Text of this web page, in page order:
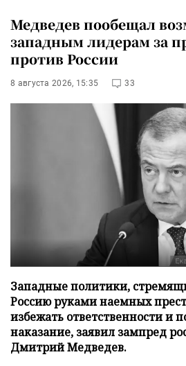
Медведев пообещал
западным лидерам за
против России
8 августа 2026, 15:35 33
Западные политики,
Россию руками наемных
избежать ответственности и
наказание, заявил зампред
Дмитрий Медведев.